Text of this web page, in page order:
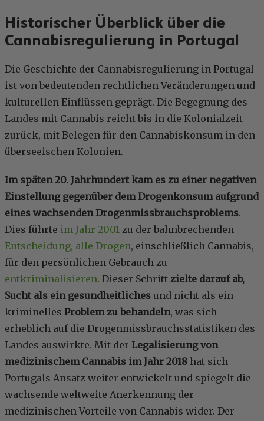
Historischer Überblick über die
Cannabisregulierung in Portugal
Die Geschichte der Cannabisregulierung in Portugal
ist von bedeutenden rechtlichen Veränderungen und
kulturellen Einflüssen geprägt. Die Begegnung des
Landes mit Cannabis reicht bis in die Kolonialzeit
zurück, mit Belegen für den Cannabiskonsum in den
überseeischen Kolonien.
Im späten 20. Jahrhundert kam es zu einer negativen
Einstellung gegenüber dem Drogenkonsum aufgrund
eines wachsenden Drogenmissbrauchsproblems.
Dies führte im Jahr 2001 zu der bahnbrechenden
Entscheidung, alle Drogen, einschließlich Cannabis,
für den persönlichen Gebrauch zu
entkriminalisieren. Dieser Schritt zielte darauf ab,
Sucht als ein gesundheitliches und nicht als ein
kriminelles Problem zu behandeln, was sich
erheblich auf die Drogenmissbrauchsstatistiken des
Landes auswirkte. Mit der Legalisierung von
medizinischem Cannabis im Jahr 2018 hat sich
Portugals Ansatz weiter entwickelt und spiegelt die
wachsende weltweite Anerkennung der
medizinischen Vorteile von Cannabis wider. Der